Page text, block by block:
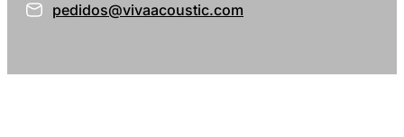
pedidos@vivaacoustic.com